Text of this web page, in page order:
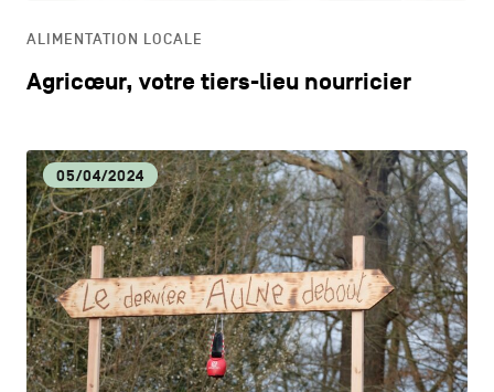
ALIMENTATION LOCALE
Agricœur, votre tiers-lieu nourricier
05/04/2024